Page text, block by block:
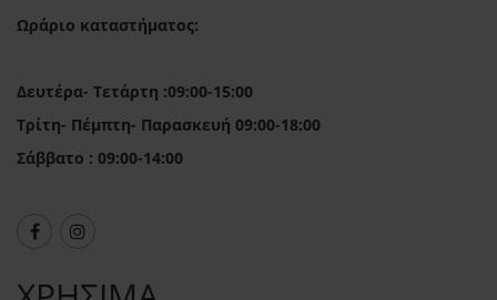
Ωράριο καταστήματος:
Δευτέρα- Τετάρτη :09:00-15:00
Τρίτη- Πέμπτη- Παρασκευή 09:00-18:00
Σάββατο : 09:00-14:00